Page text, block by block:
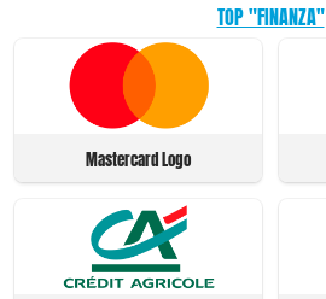
TOP "FINANZA"
Mastercard Logo